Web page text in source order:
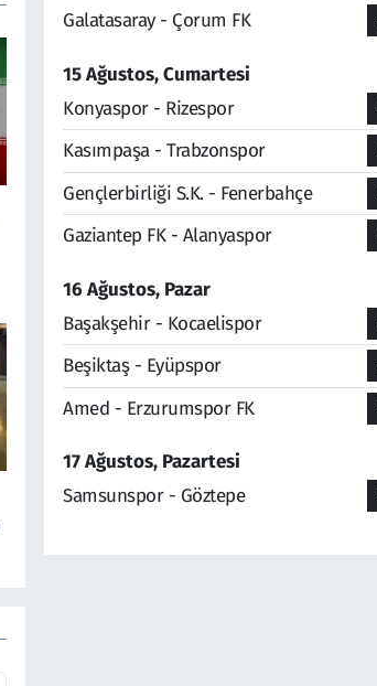
Galatasaray - Çorum FK
15 Ağustos, Cumartesi
Konyaspor - Rizespor
Kasımpaşa - Trabzonspor
Gençlerbirliği S.K. - Fenerbahçe
Gaziantep FK - Alanyaspor
16 Ağustos, Pazar
Başakşehir - Kocaelispor
Beşiktaş - Eyüpspor
Amed - Erzurumspor FK
17 Ağustos, Pazartesi
Samsunspor - Göztepe